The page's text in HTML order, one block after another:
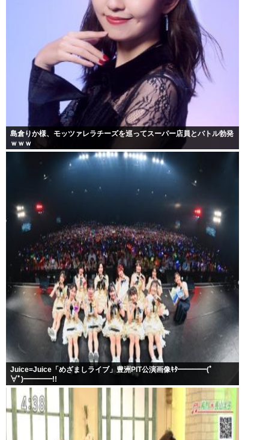
島倉りか様、モッツァレラチーズを巡ってスーパー店員とバトル勃発
ｗｗｗ
Juice=Juice「めざましライブ」豊洲PIT公演画像ｷﾀ━━━━(ﾟ
∀ﾟ)━━━━!!